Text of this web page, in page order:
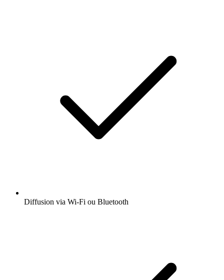
Diffusion via Wi-Fi ou Bluetooth